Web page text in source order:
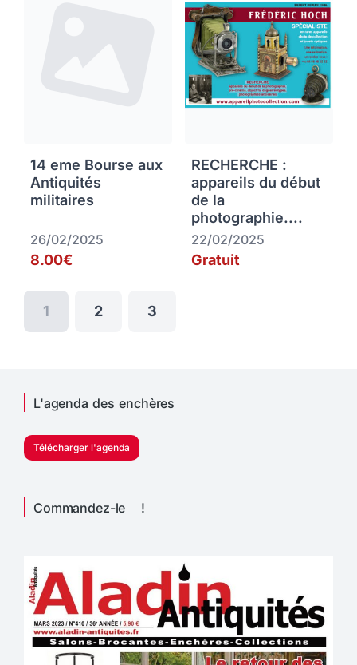
14 eme Bourse aux
Antiquités
militaires
26/02/2025
8.00€
RECHERCHE :
appareils du début
de la
photographie....
22/02/2025
Gratuit
1 2 3
L'agenda des enchères
Télécharger l'agenda
Commandez-le !